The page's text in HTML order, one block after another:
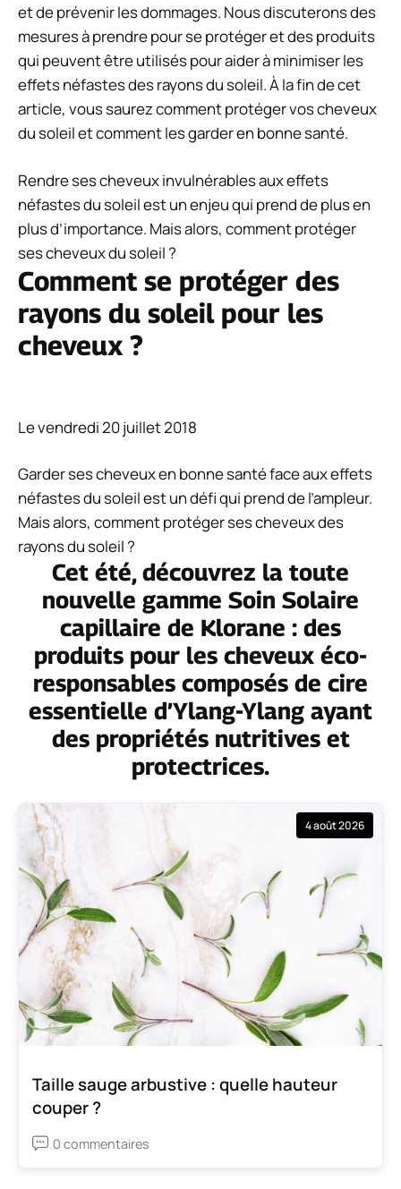
et de prévenir les dommages. Nous discuterons des
mesures à prendre pour se protéger et des produits
qui peuvent être utilisés pour aider à minimiser les
effets néfastes des rayons du soleil. À la fin de cet
article, vous saurez comment protéger vos cheveux
du soleil et comment les garder en bonne santé.
Rendre ses cheveux invulnérables aux effets
néfastes du soleil est un enjeu qui prend de plus en
plus d’importance. Mais alors, comment protéger
ses cheveux du soleil ?
Comment se protéger des
rayons du soleil pour les
cheveux ?
Le vendredi 20 juillet 2018
Garder ses cheveux en bonne santé face aux effets
néfastes du soleil est un défi qui prend de l’ampleur.
Mais alors, comment protéger ses cheveux des
rayons du soleil ?
Cet été, découvrez la toute
nouvelle gamme Soin Solaire
capillaire de Klorane : des
produits pour les cheveux éco-
responsables composés de cire
essentielle d’Ylang-Ylang ayant
des propriétés nutritives et
protectrices.
4 août 2026
Taille sauge arbustive : quelle hauteur
couper ?
0 commentaires